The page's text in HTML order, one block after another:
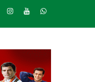
Instagram
YoutubeWhatsapp